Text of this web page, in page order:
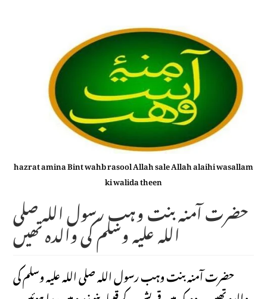
hazrat amina Bint wahb rasool Allah sale Allah alaihi wasallam
ki walida theen
حضرت آمنہ بنت وہب رسول اللہ صلی
اللہ علیہ وسلم کی والدہ تھیں
حضرت آمنہ بنت وہب رسول اللہ صلی اللہ علیہ وسلم کی